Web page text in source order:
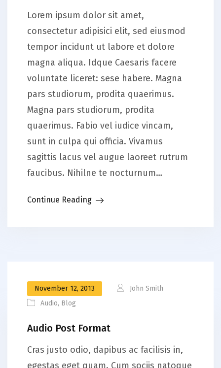
Lorem ipsum dolor sit amet,
consectetur adipisici elit, sed eiusmod
tempor incidunt ut labore et dolore
magna aliqua. Idque Caesaris facere
voluntate liceret: sese habere. Magna
pars studiorum, prodita quaerimus.
Magna pars studiorum, prodita
quaerimus. Fabio vel iudice vincam,
sunt in culpa qui officia. Vivamus
sagittis lacus vel augue laoreet rutrum
faucibus. Nihilne te nocturnum…
Continue Reading
November 12, 2013
John Smith
Audio, Blog
Audio Post Format
Cras justo odio, dapibus ac facilisis in,
egestas eget quam. Cum sociis natoque